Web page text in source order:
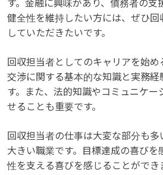
す。金融に興味があり、債務者の支
健全性を維持したい方には、ぜひ回
していただきたいです。
回収担当者としてのキャリアを始
交渉に関する基本的な知識と実務経
す。また、法的知識やコミュニケー
せることも重要です。
回収担当者の仕事は大変な部分も
大きい職業です。目標達成の喜びを
性を支える喜びを感じることができ